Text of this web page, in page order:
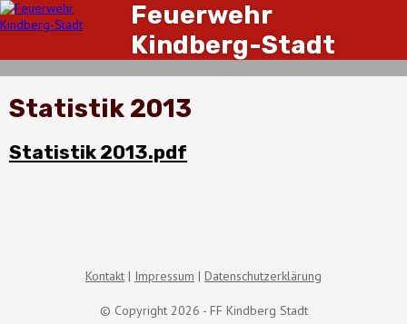
Feuerwehr
Kindberg-Stadt
Statistik 2013
Statistik 2013.pdf
© Copyright 2026 - FF Kindberg Stadt
Kontakt Impressum Datenschutzerklärung